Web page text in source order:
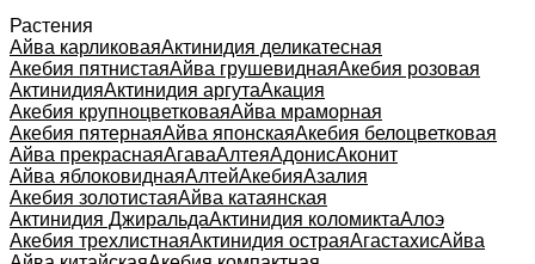
Растения
Айва карликоваяАктинидия деликатесная
Акебия пятнистаяАйва грушевиднаяАкебия розовая
АктинидияАктинидия аргутаАкация
Акебия крупноцветковаяАйва мраморная
Акебия пятернаяАйва японскаяАкебия белоцветковая
Айва прекраснаяАгаваАлтеяАдонисАконит
Айва яблоковиднаяАлтейАкебияАзалия
Акебия золотистаяАйва катаянская
Актинидия ДжиральдаАктинидия коломиктаАлоэ
Акебия трехлистнаяАктинидия остраяАгастахисАйва